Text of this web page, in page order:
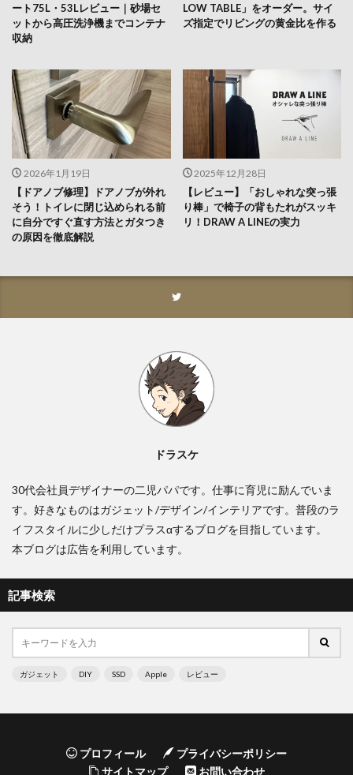
ート75L・53Lレビュー｜砂場セ
ットから高圧洗浄機までコンテナ
収納
LOW TABLE」をオーダー。サイ
ズ指定でリビングの黄金比を作る
2026年1月19日
【ドアノブ修理】ドアノブが外れ
そう！トイレに閉じ込められる前
に自分ですぐ直す方法とガタつき
の原因を徹底解説
2025年12月28日
【レビュー】「おしゃれな突っ張
り棒」で椅子の背もたれがスッキ
リ！DRAW A LINEの実力
ドラスケ
30代会社員デザイナーの二児パパです。仕事に育児に励んでいま
す。好きなものはガジェット/デザイン/インテリアです。普段のラ
イフスタイルに少しだけプラスαするブログを目指しています。
本ブログは広告を利用しています。
記事検索
ガジェット DIY SSD Apple レビュー
プロフィール
プライバシーポリシー
サイトマップ
お問い合わせ